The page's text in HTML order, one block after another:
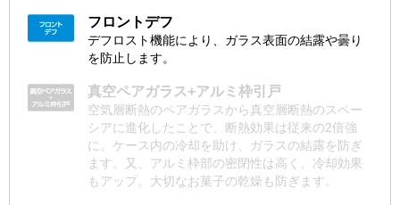
フロントデフ
デフロスト機能により、ガラス表面の結露や曇り
を防止します。
真空ペアガラス+アルミ枠引戸
空気層断熱のペアガラスから真空層断熱のスペー
シアに進化したことで、断熱効果は従来の2倍強
に。ケース内の冷却を助け、ガラスの結露を防ぎ
ます。又、アルミ枠部の密閉性は高く、冷却効果
もアップ。大切なお菓子の乾燥も防ぎます。